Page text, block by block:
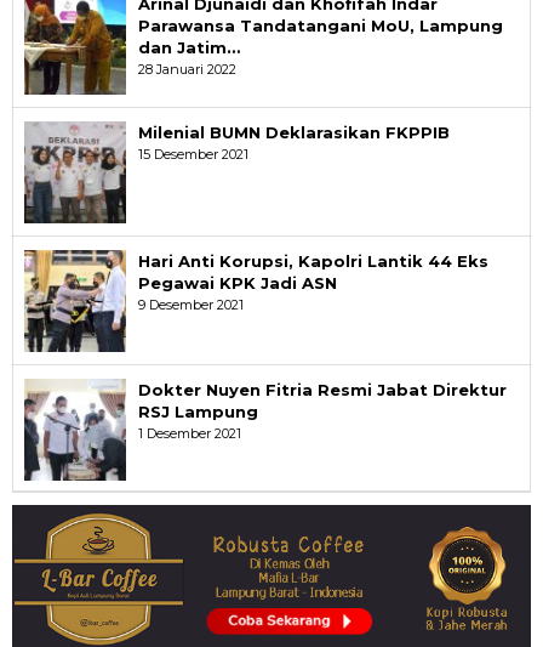
Arinal Djunaidi dan Khofifah Indar
Parawansa Tandatangani MoU, Lampung
dan Jatim…
28 Januari 2022
Milenial BUMN Deklarasikan FKPPIB
15 Desember 2021
Hari Anti Korupsi, Kapolri Lantik 44 Eks
Pegawai KPK Jadi ASN
9 Desember 2021
Dokter Nuyen Fitria Resmi Jabat Direktur
RSJ Lampung
1 Desember 2021